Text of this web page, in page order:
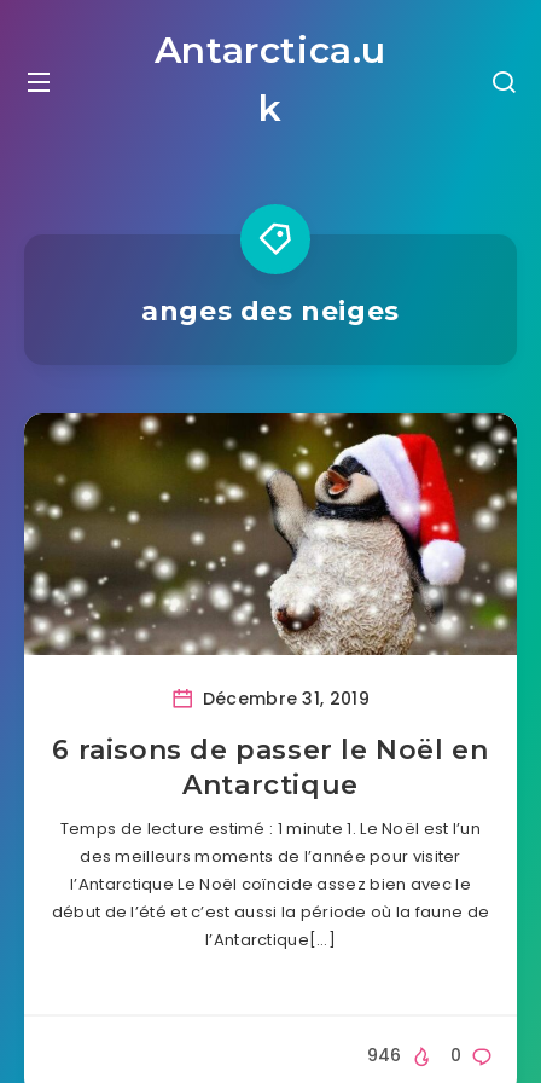
Antarctica.u
k
anges des neiges
Décembre 31, 2019
6 raisons de passer le Noël en
Antarctique
Temps de lecture estimé : 1 minute 1. Le Noël est l’un
des meilleurs moments de l’année pour visiter
l’Antarctique Le Noël coïncide assez bien avec le
début de l’été et c’est aussi la période où la faune de
l’Antarctique[…]
0
946